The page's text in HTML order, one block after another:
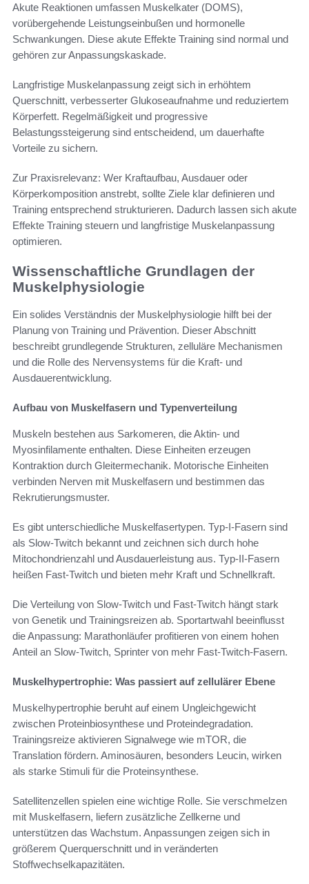
Akute Reaktionen umfassen Muskelkater (DOMS),
vorübergehende Leistungseinbußen und hormonelle
Schwankungen. Diese akute Effekte Training sind normal und
gehören zur Anpassungskaskade.
Langfristige Muskelanpassung zeigt sich in erhöhtem
Querschnitt, verbesserter Glukoseaufnahme und reduziertem
Körperfett. Regelmäßigkeit und progressive
Belastungssteigerung sind entscheidend, um dauerhafte
Vorteile zu sichern.
Zur Praxisrelevanz: Wer Kraftaufbau, Ausdauer oder
Körperkomposition anstrebt, sollte Ziele klar definieren und
Training entsprechend strukturieren. Dadurch lassen sich akute
Effekte Training steuern und langfristige Muskelanpassung
optimieren.
Wissenschaftliche Grundlagen der
Muskelphysiologie
Ein solides Verständnis der Muskelphysiologie hilft bei der
Planung von Training und Prävention. Dieser Abschnitt
beschreibt grundlegende Strukturen, zelluläre Mechanismen
und die Rolle des Nervensystems für die Kraft- und
Ausdauerentwicklung.
Aufbau von Muskelfasern und Typenverteilung
Muskeln bestehen aus Sarkomeren, die Aktin- und
Myosinfilamente enthalten. Diese Einheiten erzeugen
Kontraktion durch Gleitermechanik. Motorische Einheiten
verbinden Nerven mit Muskelfasern und bestimmen das
Rekrutierungsmuster.
Es gibt unterschiedliche Muskelfasertypen. Typ-I-Fasern sind
als Slow-Twitch bekannt und zeichnen sich durch hohe
Mitochondrienzahl und Ausdauerleistung aus. Typ-II-Fasern
heißen Fast-Twitch und bieten mehr Kraft und Schnellkraft.
Die Verteilung von Slow-Twitch und Fast-Twitch hängt stark
von Genetik und Trainingsreizen ab. Sportartwahl beeinflusst
die Anpassung: Marathonläufer profitieren von einem hohen
Anteil an Slow-Twitch, Sprinter von mehr Fast-Twitch-Fasern.
Muskelhypertrophie: Was passiert auf zellulärer Ebene
Muskelhypertrophie beruht auf einem Ungleichgewicht
zwischen Proteinbiosynthese und Proteindegradation.
Trainingsreize aktivieren Signalwege wie mTOR, die
Translation fördern. Aminosäuren, besonders Leucin, wirken
als starke Stimuli für die Proteinsynthese.
Satellitenzellen spielen eine wichtige Rolle. Sie verschmelzen
mit Muskelfasern, liefern zusätzliche Zellkerne und
unterstützen das Wachstum. Anpassungen zeigen sich in
größerem Querquerschnitt und in veränderten
Stoffwechselkapazitäten.